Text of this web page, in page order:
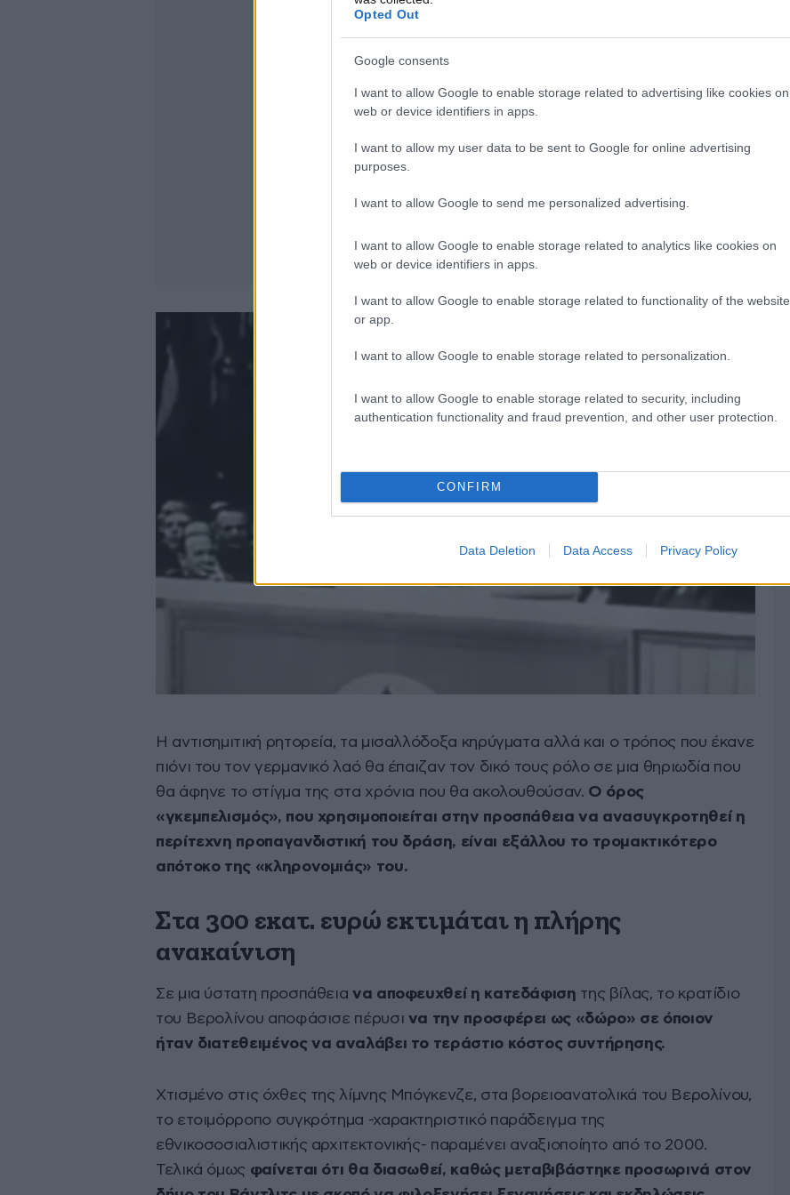
Opted Out
Google consents
I want to allow Google to enable storage related to advertising like cookies on
web or device identifiers in apps.
I want to allow my user data to be sent to Google for online advertising
purposes.
I want to allow Google to send me personalized advertising.
I want to allow Google to enable storage related to analytics like cookies on
web or device identifiers in apps.
I want to allow Google to enable storage related to functionality of the website
or app.
I want to allow Google to enable storage related to personalization.
I want to allow Google to enable storage related to security, including
authentication functionality and fraud prevention, and other user protection.
CONFIRM
Data Deletion Data Access Privacy Policy
Η αντισημιτική ρητορεία, τα μισαλλόδοξα κηρύγματα αλλά και ο τρόπος που έκανε
πιόνι του τον γερμανικό λαό θα έπαιζαν τον δικό τους ρόλο σε μια θηριωδία που
θα άφηνε το στίγμα της στα χρόνια που θα ακολουθούσαν. Ο όρος
«γκεμπελισμός», που χρησιμοποιείται στην προσπάθεια να ανασυγκροτηθεί η
περίτεχνη προπαγανδιστική του δράση, είναι εξάλλου το τρομακτικότερο
απότοκο της «κληρονομιάς» του.
Στα 300 εκατ. ευρώ εκτιμάται η πλήρης
ανακαίνιση
Σε μια ύστατη προσπάθεια να αποφευχθεί η κατεδάφιση της βίλας, το κρατίδιο
του Βερολίνου αποφάσισε πέρυσι να την προσφέρει ως «δώρο» σε όποιον
ήταν διατεθειμένος να αναλάβει το τεράστιο κόστος συντήρησης.
Χτισμένο στις όχθες της λίμνης Μπόγκενζε, στα βορειοανατολικά του Βερολίνου,
το ετοιμόρροπο συγκρότημα -χαρακτηριστικό παράδειγμα της
εθνικοσοσιαλιστικής αρχιτεκτονικής- παραμένει αναξιοποίητο από το 2000.
Τελικά όμως φαίνεται ότι θα διασωθεί, καθώς μεταβιβάστηκε προσωρινά στον